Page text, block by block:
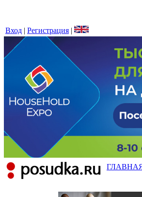
Вход | Регистрация |